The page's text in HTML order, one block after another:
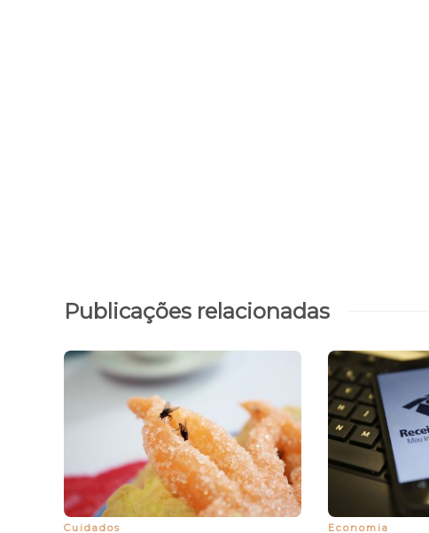
Publicações relacionadas
Cuidados Economia